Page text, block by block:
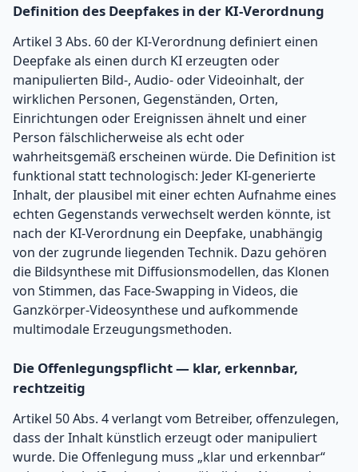
Definition des Deepfakes in der KI-Verordnung
Artikel 3 Abs. 60 der KI-Verordnung definiert einen
Deepfake als einen durch KI erzeugten oder
manipulierten Bild-, Audio- oder Videoinhalt, der
wirklichen Personen, Gegenständen, Orten,
Einrichtungen oder Ereignissen ähnelt und einer
Person fälschlicherweise als echt oder
wahrheitsgemäß erscheinen würde. Die Definition ist
funktional statt technologisch: Jeder KI-generierte
Inhalt, der plausibel mit einer echten Aufnahme eines
echten Gegenstands verwechselt werden könnte, ist
nach der KI-Verordnung ein Deepfake, unabhängig
von der zugrunde liegenden Technik. Dazu gehören
die Bildsynthese mit Diffusionsmodellen, das Klonen
von Stimmen, das Face-Swapping in Videos, die
Ganzkörper-Videosynthese und aufkommende
multimodale Erzeugungsmethoden.
Die Offenlegungspflicht — klar, erkennbar,
rechtzeitig
Artikel 50 Abs. 4 verlangt vom Betreiber, offenzulegen,
dass der Inhalt künstlich erzeugt oder manipuliert
wurde. Die Offenlegung muss „klar und erkennbar“